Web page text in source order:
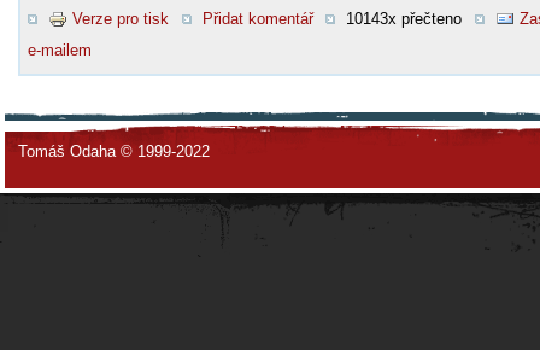
Verze pro tisk Přidat komentář 10143x přečteno
e-mailem
Tomáš Odaha © 1999-2022